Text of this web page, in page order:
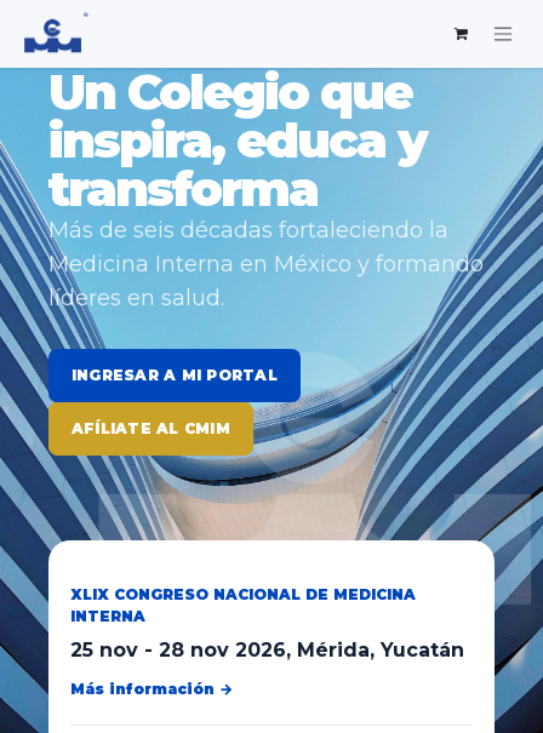
Un Colegio que
inspira, educa y
transforma
Más de seis décadas fortaleciendo la
Medicina Interna en México y formando
líderes en salud.
INGRESAR A MI PORTAL
AFÍLIATE AL CMIM
XLIX CONGRESO NACIONAL DE MEDICINA
INTERNA
25 nov - 28 nov 2026, Mérida, Yucatán
Más información →